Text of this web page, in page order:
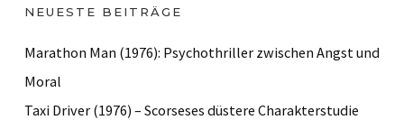
NEUESTE BEITRÄGE
Marathon Man (1976): Psychothriller zwischen Angst und
Moral
Taxi Driver (1976) – Scorseses düstere Charakterstudie